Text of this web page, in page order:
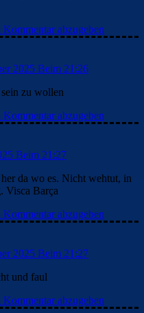
abzugeben
2025 Beim 21:26
zu wollen
abzugeben
Beim 21:27
da wo es. Nicht wehtut, in
Visca Barça
abzugeben
2025 Beim 21:27
und faul
abzugeben